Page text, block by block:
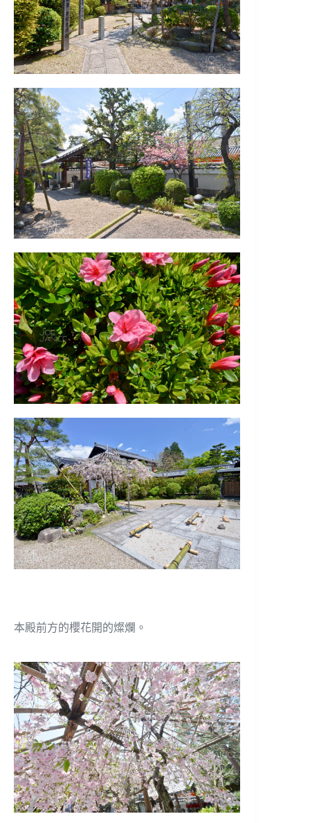
本殿前方的櫻花開的燦爛。